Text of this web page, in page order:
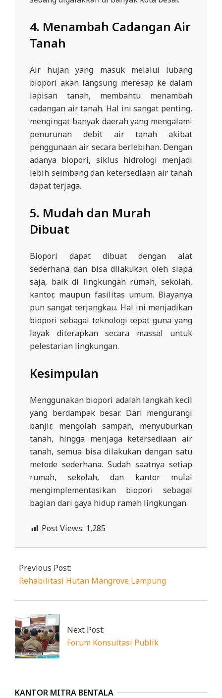
4. Menambah Cadangan Air
Tanah
Air hujan yang masuk melalui lubang
biopori akan langsung meresap ke dalam
lapisan tanah, membantu menambah
cadangan air tanah. Hal ini sangat penting,
mengingat banyak daerah yang mengalami
penurunan debit air tanah akibat
penggunaan air secara berlebihan. Dengan
adanya biopori, siklus hidrologi menjadi
lebih seimbang dan ketersediaan air tanah
dapat terjaga.
5. Mudah dan Murah
Dibuat
Biopori dapat dibuat dengan alat
sederhana dan bisa dilakukan oleh siapa
saja, baik di lingkungan rumah, sekolah,
kantor, maupun fasilitas umum. Biayanya
pun sangat terjangkau. Hal ini menjadikan
biopori sebagai teknologi tepat guna yang
layak diterapkan secara massal untuk
pelestarian lingkungan.
Kesimpulan
Menggunakan biopori adalah langkah kecil
yang berdampak besar. Dari mengurangi
banjir, mengolah sampah, menyuburkan
tanah, hingga menjaga ketersediaan air
tanah, semua bisa dilakukan dengan satu
metode sederhana. Sudah saatnya setiap
rumah, sekolah, dan kantor mulai
mengimplementasikan biopori sebagai
bagian dari gaya hidup ramah lingkungan.
Post Views: 1,285
2020-
17
Previous Post:
Rehabilitasi Hutan Mangrove Lampung
Next Post:
Forum Konsultasi Publik
KANTOR MITRA BENTALA